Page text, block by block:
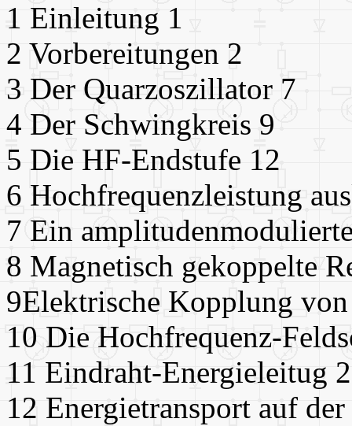
1 Einleitung 1
2 Vorbereitungen 2
3 Der Quarzoszillator 7
4 Der Schwingkreis 9
5 Die HF-Endstufe 12
6 Hochfrequenzleistung
7 Ein
8 Magnetisch gekoppelte
9Elektrische Kopplung
10 Die Hochfrequenz-
11 Eindraht-Energieleitug
12 Energietransport auf